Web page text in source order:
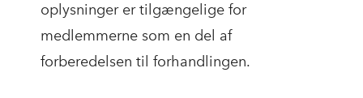
oplysninger er tilgængelige for
medlemmerne som en del af
forberedelsen til forhandlingen.